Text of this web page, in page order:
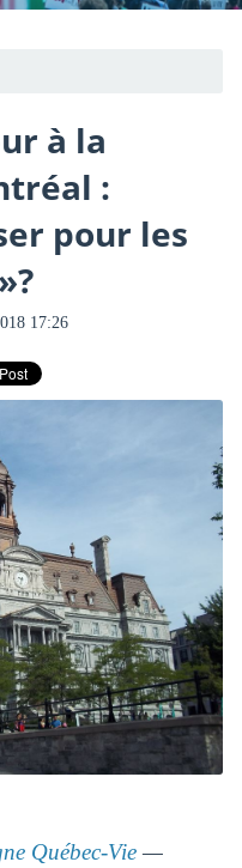
à la
:
pour les
17:26
Québec-Vie—